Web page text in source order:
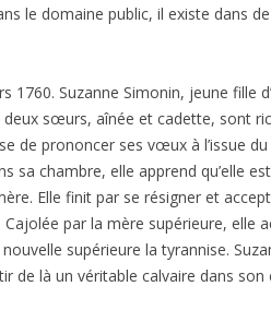
le domaine public, il existe dans
1760. Suzanne Simonin, jeune fille
sœurs, aînée et cadette, sont
de prononcer ses vœux à l’issue
sa chambre, elle apprend qu’elle
Elle finit par se résigner et
Cajolée par la mère supérieure, elle
supérieure la tyrannise.
de là un véritable calvaire dans